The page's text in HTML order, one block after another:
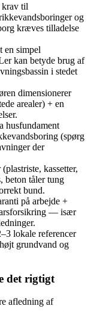
krav til
og
kræves tilladelse
en simpel
kan betyde brug af
i stedet
dimensionerer
arealer) + en
husfundament
(spørg
der
kassetter,
beton tåler tung
bund.
på arbejde +
— især
lokale referencer
grundvand og
det rigtigt
afledning af